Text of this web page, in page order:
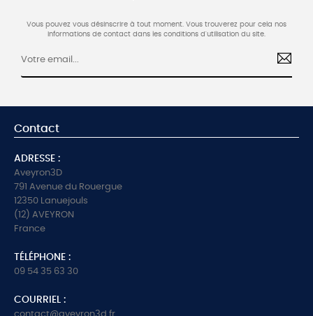
Vous pouvez vous désinscrire à tout moment. Vous trouverez pour cela nos
informations de contact dans les conditions d'utilisation du site.
Contact
ADRESSE :
Aveyron3D
791 Avenue du Rouergue
12350 Lanuejouls
(12) AVEYRON
France
TÉLÉPHONE :
09 54 35 63 30
COURRIEL :